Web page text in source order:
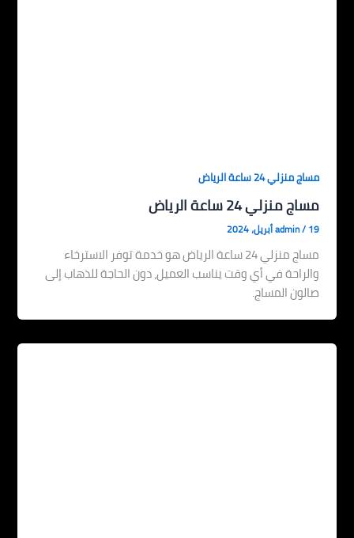
مساج منزلي 24 ساعة الرياض
مساج منزلي 24 ساعة الرياض
admin/19 أبريل، 2024
مساج منزلي 24 ساعة الرياض هو خدمة توفر الاسترخاء
والراحة في أي وقت يناسب العميل، دون الحاجة للذهاب إلى
صالون المساج.